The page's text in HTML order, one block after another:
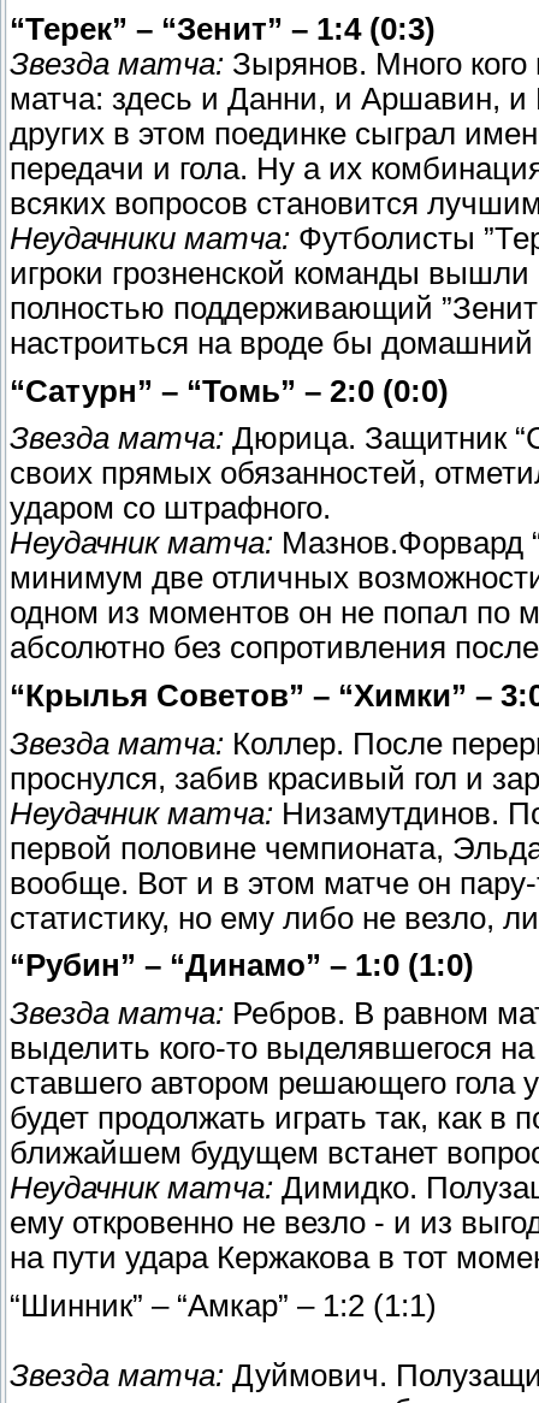
“Терек” – “Зенит” – 1:4 (0:3)
Звезда матча: Зырянов. Много кого
матча: здесь и Данни, и Аршавин, и
других в этом поединке сыграл
передачи и гола. Ну а их
всяких вопросов становится
Неудачники матча: Футболисты
игроки грозненской команды
полностью поддерживающий
настроиться на вроде бы
“Сатурн” – “Томь” – 2:0 (0:0)
Звезда матча: Дюрица. Защитник
своих прямых обязанностей,
ударом со штрафного.
Неудачник матча: Мазнов.Форвард
минимум две отличных
одном из моментов он не попал по
абсолютно без сопротивления
“Крылья Советов” – “Химки” –
Звезда матча: Коллер. После
проснулся, забив красивый гол и
Неудачник матча: Низамутдинов.
первой половине чемпионата,
вообще. Вот и в этом матче он
статистику, но ему либо не везло,
“Рубин” – “Динамо” – 1:0 (1:0)
Звезда матча: Ребров. В равном
выделить кого-то выделявшегося
ставшего автором решающего гола
будет продолжать играть так, как в
ближайшем будущем встанет
Неудачник матча: Димидко.
ему откровенно не везло - и из
на пути удара Кержакова в тот
“Шинник” – “Амкар” – 1:2 (1:1)
Звезда матча: Дуймович.